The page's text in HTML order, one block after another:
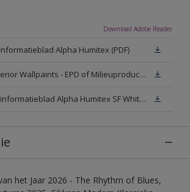
Download Adobe Reader
Alpha Humitex (PDF)
Sikkens Interior Wallpaints - EPD of Milieuproductverklaring
Veiligheidsinformatieblad Alpha Humitex SF White W05 (MSDS)
het Jaar 2026 - The Rhythm of Blues,